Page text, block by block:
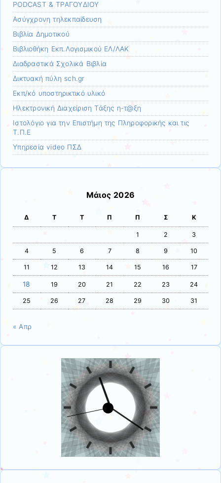
PODCAST & ΤΡΑΓΟΥΔΙΟΥ
Ασύγχρονη τηλεκπαίδευση
Βιβλία Δημοτικού
Βιβλιοθήκη Εκπ.Λογισμικού ΕΛ/ΛΑΚ
Διαδραστικά Σχολικά Βιβλία
Δικτυακή πύλη sch.gr
Εκπ/κό υποστηρικτικό υλικό
Ηλεκτρονική Διαχείριση Τάξης η-τ@ξη
Ιστολόγιο για την Επιστήμη της Πληροφορικής και τις
Τ.Π.Ε
Υπηρεσία video ΠΣΔ
Μάιος 2026
Δ Τ Τ Π Π Σ Κ
1 2 3
4 5 6 7 8 9 10
11 12 13 14 15 16 17
18 19 20 21 22 23 24
25 26 27 28 29 30 31
« Απρ